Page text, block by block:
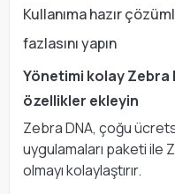
Kullanıma hazır
fazlasını yapın
Yönetimi kolay Zebra
özellikler ekleyin
Zebra DNA, çoğu
uygulamaları paketi ile
olmayı kolaylaştırır.